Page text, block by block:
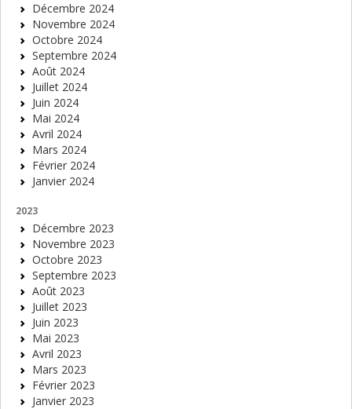
Décembre 2024
Novembre 2024
Octobre 2024
Septembre 2024
Août 2024
Juillet 2024
Juin 2024
Mai 2024
Avril 2024
Mars 2024
Février 2024
Janvier 2024
2023
Décembre 2023
Novembre 2023
Octobre 2023
Septembre 2023
Août 2023
Juillet 2023
Juin 2023
Mai 2023
Avril 2023
Mars 2023
Février 2023
Janvier 2023